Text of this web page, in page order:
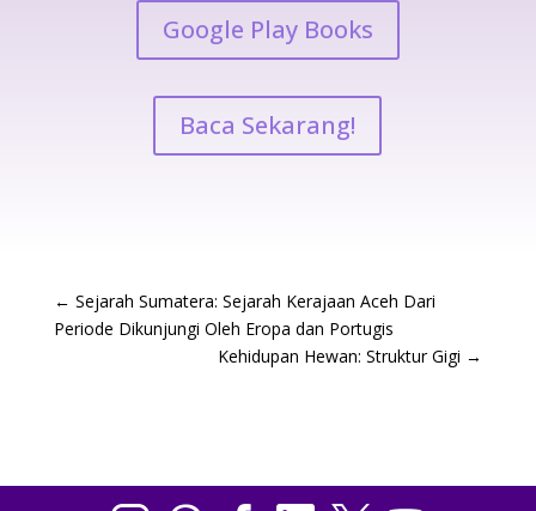
Google Play Books
Baca Sekarang!
← Sejarah Sumatera: Sejarah Kerajaan Aceh Dari
Periode Dikunjungi Oleh Eropa dan Portugis
Kehidupan Hewan: Struktur Gigi →